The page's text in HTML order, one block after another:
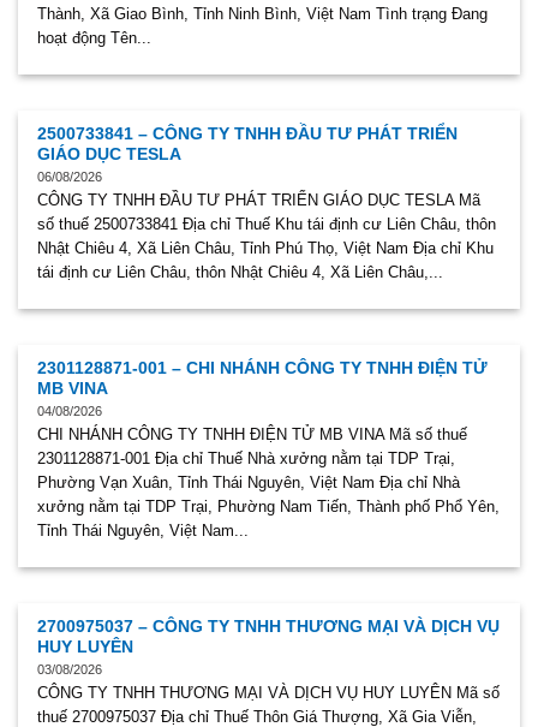
Thành, Xã Giao Bình, Tỉnh Ninh Bình, Việt Nam Tình trạng Đang
hoạt động Tên...
2500733841 – CÔNG TY TNHH ĐẦU TƯ PHÁT TRIỂN
GIÁO DỤC TESLA
06/08/2026
CÔNG TY TNHH ĐẦU TƯ PHÁT TRIỂN GIÁO DỤC TESLA Mã
số thuế 2500733841 Địa chỉ Thuế Khu tái định cư Liên Châu, thôn
Nhật Chiêu 4, Xã Liên Châu, Tỉnh Phú Thọ, Việt Nam Địa chỉ Khu
tái định cư Liên Châu, thôn Nhật Chiêu 4, Xã Liên Châu,...
2301128871-001 – CHI NHÁNH CÔNG TY TNHH ĐIỆN TỬ
MB VINA
04/08/2026
CHI NHÁNH CÔNG TY TNHH ĐIỆN TỬ MB VINA Mã số thuế
2301128871-001 Địa chỉ Thuế Nhà xưởng nằm tại TDP Trại,
Phường Vạn Xuân, Tỉnh Thái Nguyên, Việt Nam Địa chỉ Nhà
xưởng nằm tại TDP Trại, Phường Nam Tiến, Thành phố Phổ Yên,
Tỉnh Thái Nguyên, Việt Nam...
2700975037 – CÔNG TY TNHH THƯƠNG MẠI VÀ DỊCH VỤ
HUY LUYÊN
03/08/2026
CÔNG TY TNHH THƯƠNG MẠI VÀ DỊCH VỤ HUY LUYÊN Mã số
thuế 2700975037 Địa chỉ Thuế Thôn Giá Thượng, Xã Gia Viễn,